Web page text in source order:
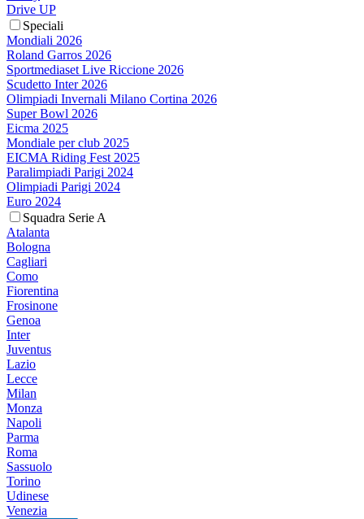
Drive UP
Speciali
Mondiali 2026
Roland Garros 2026
Sportmediaset Live Riccione 2026
Scudetto Inter 2026
Olimpiadi Invernali Milano Cortina 2026
Super Bowl 2026
Eicma 2025
Mondiale per club 2025
EICMA Riding Fest 2025
Paralimpiadi Parigi 2024
Olimpiadi Parigi 2024
Euro 2024
Squadra Serie A
Atalanta
Bologna
Cagliari
Como
Fiorentina
Frosinone
Genoa
Inter
Juventus
Lazio
Lecce
Milan
Monza
Napoli
Parma
Roma
Sassuolo
Torino
Udinese
Venezia